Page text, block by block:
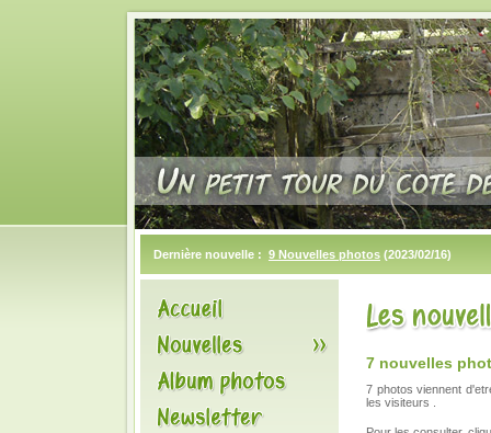
Dernière nouvelle : 9 Nouvelles photos (2023/02/16)
7 nouvelles
7 photos viennent
les visiteurs .